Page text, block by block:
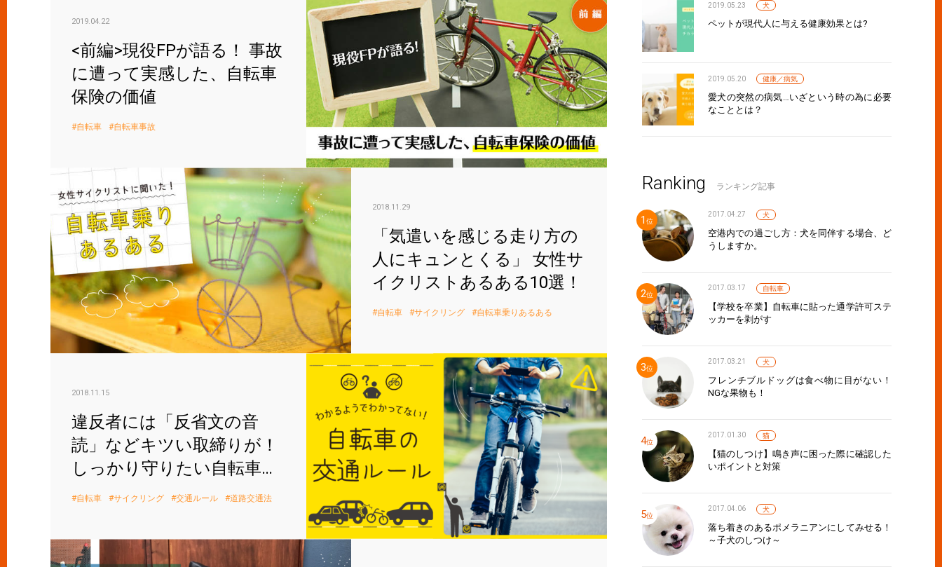
2019.04.22
<前編>現役FPが語る！ 事故
に遭って実感した、自転車
保険の価値
自転車 自転車事故
「気遣いを感じる走り方の人にキュンとくる」 女性サイクリストある
2018.11.29
「気遣いを感じる走り方の
人にキュンとくる」 女性サ
イクリストあるある10選！
自転車 サイクリング 自転車乗りあるある
違反者には「反省文の音読」などキツい取締りが！しっかり守りたい
2018.11.15
違反者には「反省文の音
読」などキツい取締りが！
しっかり守りたい自転車交
通ルールとは。
自転車 サイクリング 交通ルール 道路交通法
「ミニベロ」の世界を大解剖！スポーツバイクにも引けを取らないそ
2019.05.23 犬
ペットが現代人に与える健康効果とは?
2019.05.20 健康／病気
愛犬の突然の病気…いざという時の為に必要
なこととは？
Ranking ランキング記事
2017.04.27 犬
空港内での過ごし方：犬を同伴する場合、ど
うしますか。
2017.03.17 自転車
【学校を卒業】自転車に貼った通学許可ステ
ッカーを剥がす
2017.03.21 犬
フレンチブルドッグは食べ物に目がない！
NGな果物も！
2017.01.30 猫
【猫のしつけ】鳴き声に困った際に確認した
いポイントと対策
2017.04.06 犬
落ち着きのあるポメラニアンにしてみせる！
～子犬のしつけ～